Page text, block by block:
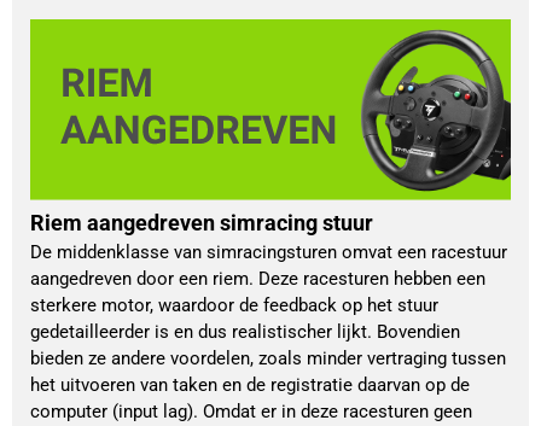
Riem aangedreven simracing stuur
De middenklasse van simracingsturen omvat een racestuur
aangedreven door een riem. Deze racesturen hebben een
sterkere motor, waardoor de feedback op het stuur
gedetailleerder is en dus realistischer lijkt. Bovendien
bieden ze andere voordelen, zoals minder vertraging tussen
het uitvoeren van taken en de registratie daarvan op de
computer (input lag). Omdat er in deze racesturen geen